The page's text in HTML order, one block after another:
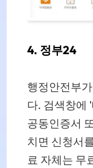
4. 정부24
행정안전부
다. 검색창에
공동인증서
치면 신청서
료 자체는 무